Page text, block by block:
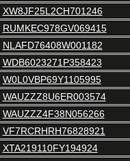
XW8JF25L2CH701246
RUMKEC978GV069415
NLAFD76408W001182
WDB6023271P358423
W0L0VBP69Y1105995
WAUZZZ8U6ER003574
WAUZZZ4F38N056266
VF7RCRHRH76828921
XTA219110FY194924